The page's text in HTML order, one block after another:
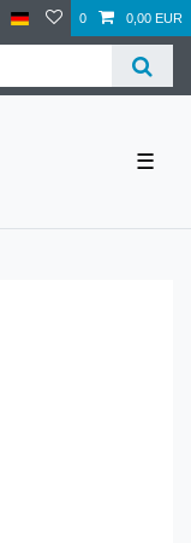
0 0,00 EUR
☰